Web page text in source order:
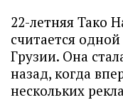
22-летняя Тако
считается
Грузии. Она
назад, когда
нескольких